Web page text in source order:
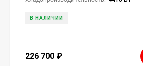
В НАЛИЧИИ
226 700 ₽